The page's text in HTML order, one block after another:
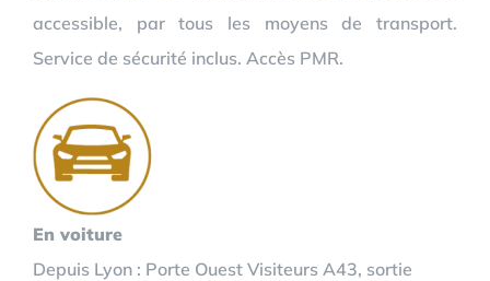
accessible, par tous les moyens de transport.
Service de sécurité inclus. Accès PMR.
En voiture
Depuis Lyon : Porte Ouest Visiteurs A43, sortie